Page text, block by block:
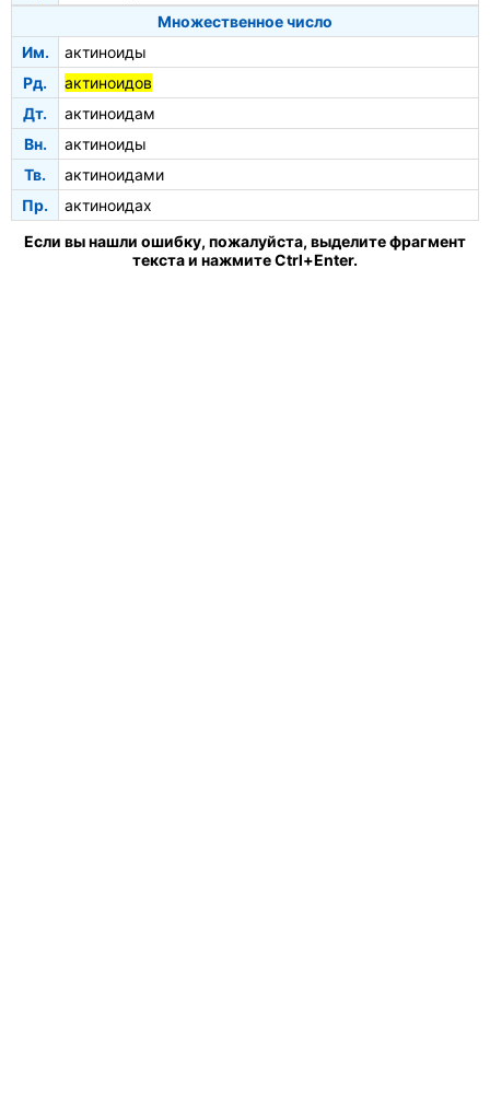
Множественное число
Им.
актиноиды
Рд.
актиноидов
Дт.
актиноидам
Вн.
актиноиды
Тв.
актиноидами
Пр.
актиноидах
Если вы нашли ошибку, пожалуйста, выделите фрагмент
текста и нажмите Ctrl+Enter.